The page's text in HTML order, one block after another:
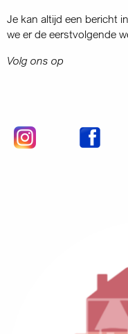
Je kan altijd een bericht
we er de eerstvolgende
Volg ons op